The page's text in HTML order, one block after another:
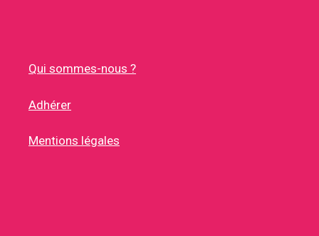
Qui sommes-nous ?
Adhérer
Mentions légales